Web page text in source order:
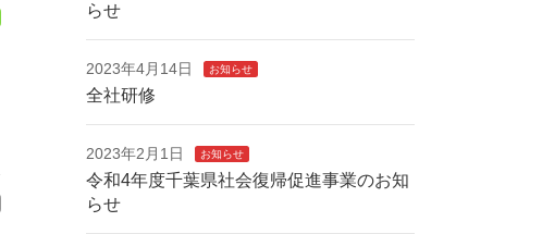
らせ
2023年4月14日 お知らせ
全社研修
2023年2月1日 お知らせ
令和4年度千葉県社会復帰促進事業のお知
らせ